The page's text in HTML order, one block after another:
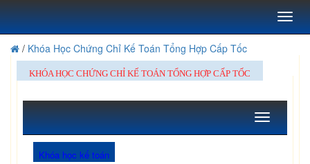
Toggle
/ Khóa Học Chứng Chỉ Kế Toán Tổng Hợp Cấp Tốc
KHÓA HỌC CHỨNG CHỈ KẾ TOÁN TỔNG HỢP CẤP TỐC
Toggle
Khóa học kế toán